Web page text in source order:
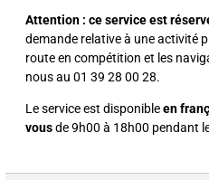
Attention : ce service est
demande relative à une activité
route en compétition et les
nous au 01 39 28 00 28.
Le service est disponibleen
vousde 9h00 à 18h00 pendant